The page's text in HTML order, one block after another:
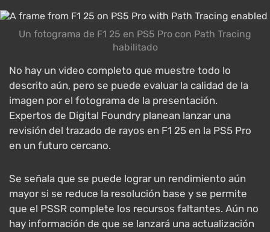
Un fotograma de F1 25 en PS5 Pro con Path Tracing
habilitado
No hay un video completo que muestre todo lo
descrito aún, pero se puede evaluar la calidad de la
imagen por el fotograma de la presentación.
Expertos de Digital Foundry planean lanzar una
revisión del trazado de rayos en F1 25 en la PS5 Pro
en un futuro cercano.
Se señala que se puede lograr un rendimiento aún
mayor si se reduce la resolución base y se permite
que el PSSR complete los recursos faltantes. Aún no
hay información de que se lanzará una actualización